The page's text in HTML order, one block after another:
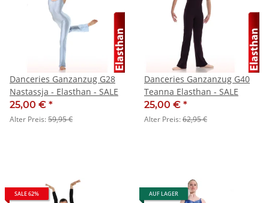
Danceries Ganzanzug G28
Nastassja - Elasthan - SALE
25,00 € *
Alter Preis:59,95 €
Danceries Ganzanzug G40
Teanna Elasthan - SALE
25,00 € *
Alter Preis:62,95 €
SALE 62% AUF LAGER